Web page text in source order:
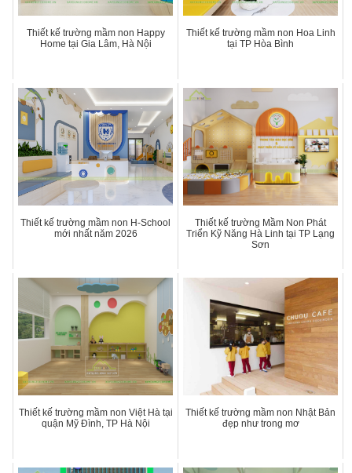
Thiết kế trường mầm non Happy
Home tại Gia Lâm, Hà Nội
Thiết kế trường mầm non Hoa Linh
tại TP Hòa Bình
Thiết kế trường mầm non H-School
mới nhất năm 2026
Thiết kế trường Mầm Non Phát
Triển Kỹ Năng Hà Linh tại TP Lạng
Sơn
Thiết kế trường mầm non Việt Hà tại
quận Mỹ Đình, TP Hà Nội
Thiết kế trường mầm non Nhật Bản
đẹp như trong mơ